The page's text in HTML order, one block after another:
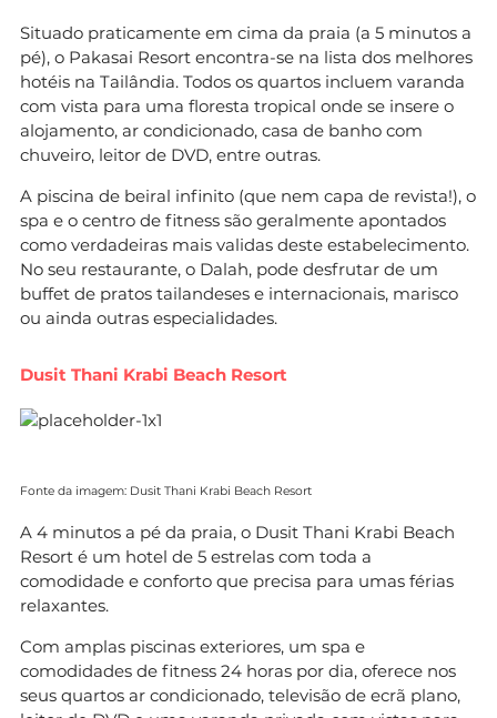
Situado praticamente em cima da praia (a 5 minutos a
pé), o Pakasai Resort encontra-se na lista dos melhores
hotéis na Tailândia. Todos os quartos incluem varanda
com vista para uma floresta tropical onde se insere o
alojamento, ar condicionado, casa de banho com
chuveiro, leitor de DVD, entre outras.
A piscina de beiral infinito (que nem capa de revista!), o
spa e o centro de fitness são geralmente apontados
como verdadeiras mais validas deste estabelecimento.
No seu restaurante, o Dalah, pode desfrutar de um
buffet de pratos tailandeses e internacionais, marisco
ou ainda outras especialidades.
Dusit Thani Krabi Beach Resort
Fonte da imagem: Dusit Thani Krabi Beach Resort
A 4 minutos a pé da praia, o Dusit Thani Krabi Beach
Resort é um hotel de 5 estrelas com toda a
comodidade e conforto que precisa para umas férias
relaxantes.
Com amplas piscinas exteriores, um spa e
comodidades de fitness 24 horas por dia, oferece nos
seus quartos ar condicionado, televisão de ecrã plano,